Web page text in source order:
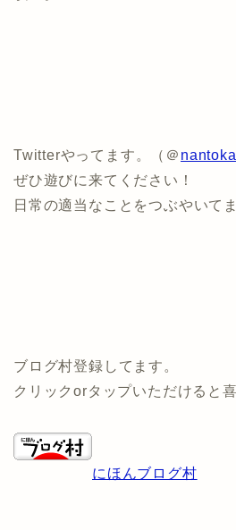
Twitterやってます。（＠
ぜひ遊びに来てください！
日常の適当なことをつぶやいてま
ブログ村登録してます。
クリックorタップいただけると喜
にほんブログ村